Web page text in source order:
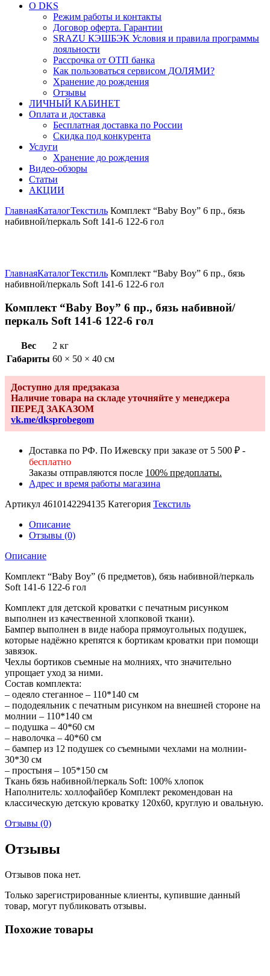
О DKS
Режим работы и контакты
Договор оферта. Гарантии
SRAZU КЭШБЭК Условия и правила программы
лояльности
Рассрочка от ОТП банка
Как пользоваться сервисом ДОЛЯМИ?
Хранение до рождения
Отзывы
ЛИЧНЫЙ КАБИНЕТ
Оплата и доставка
Бесплатная доставка по России
Скидка под конкурента
Услуги
Хранение до рождения
Видео-обзоры
Статьи
АКЦИИ
ГлавнаяКаталогТекстиль Комплект “Baby Boy” 6 пр., бязь
набивной/перкаль Soft 141-6 122-6 гол
ГлавнаяКаталогТекстиль Комплект “Baby Boy” 6 пр., бязь
набивной/перкаль Soft 141-6 122-6 гол
Комплект “Baby Boy” 6 пр., бязь набивной/
перкаль Soft 141-6 122-6 гол
Вес
2 кг
Габариты 60 × 50 × 40 см
Доступно для предзаказа
Наличие товара на складе уточняйте у менеджера
ПЕРЕД ЗАКАЗОМ
vk.me/dksprobegom
Доставка по РФ. По Ижевску при заказе от 5 500 ₽ -
бесплатно
Заказы отправляются после 100% предоплаты.
Адрес и время работы магазина
Артикул 4610142294135 Категория Текстиль
Описание
Отзывы (0)
Описание
Комплект “Baby Boy” (6 предметов), бязь набивной/перкаль
Soft 141-6 122-6 гол
Комплект для детской кроватки с печатным рисунком
выполнен из качественной хлопковой ткани).
Бампер выполнен в виде набора прямоугольных подушек,
которые надёжно крепятся к бортикам кроватки при помощи
завязок.
Чехлы бортиков съемные на молниях, что значительно
упрощает уход за ними.
Состав комплекта:
– одеяло стеганное – 110*140 см
– пододеяльник с печатным рисунком на внешней стороне на
молнии – 110*140 см
– подушка – 40*60 см
– наволочка – 40*60 см
– бампер из 12 подушек со съемными чехлами на молнии-
30*30 см
– простыня – 105*150 см
Ткань бязь набивной/перкаль Soft: 100% хлопок
Наполнитель: холлофайбер Комплект рекомендован на
классическую детскую кроватку 120х60, круглую и овальную.
Отзывы (0)
Отзывы
Отзывов пока нет.
Только зарегистрированные клиенты, купившие данный
товар, могут публиковать отзывы.
Похожие товары